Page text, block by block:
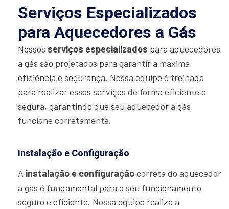
Serviços Especializados
para Aquecedores a Gás
Nossos serviços especializados para aquecedores
a gás são projetados para garantir a máxima
eficiência e segurança. Nossa equipe é treinada
para realizar esses serviços de forma eficiente e
segura, garantindo que seu aquecedor a gás
funcione corretamente.
Instalação e Configuração
A instalação e configuraçãocorreta do aquecedor
a gás é fundamental para o seu funcionamento
seguro e eficiente. Nossa equipe realiza a